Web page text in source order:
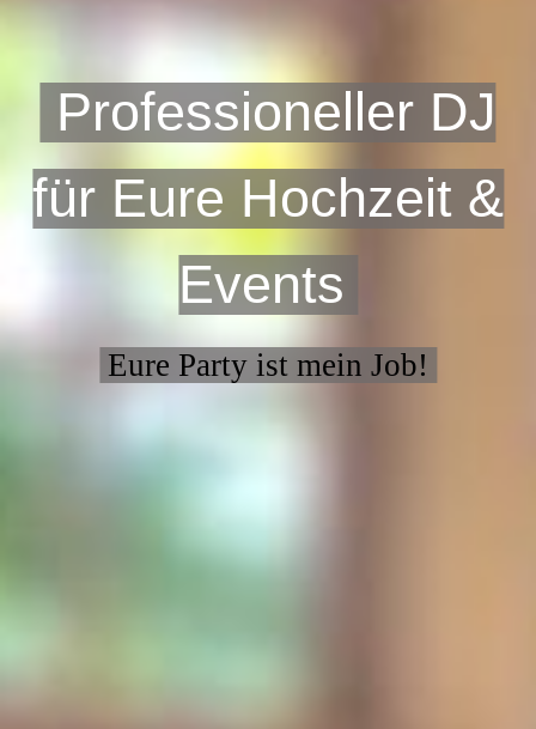
Professioneller DJ
für Eure Hochzeit &
Events
Eure Party ist mein Job!